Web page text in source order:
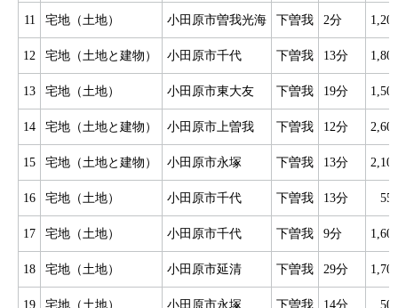
11 宅地（土地） 小田原市曽我光海 下曽我 2分
12 宅地（土地と建物） 小田原市千代 下曽我 13分
13 宅地（土地） 小田原市東大友 下曽我 19分
14 宅地（土地と建物） 小田原市上曽我 下曽我 12分
15 宅地（土地と建物） 小田原市永塚 下曽我 13分
16 宅地（土地） 小田原市千代 下曽我 13分
17 宅地（土地） 小田原市千代 下曽我 9分
18 宅地（土地） 小田原市延清 下曽我 29分
19 宅地（土地） 小田原市永塚 下曽我 14分